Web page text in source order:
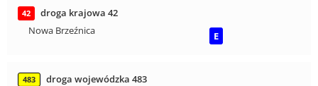
42
droga krajowa 42
Nowa Brzeźnica
E
483
droga wojewódzka 483